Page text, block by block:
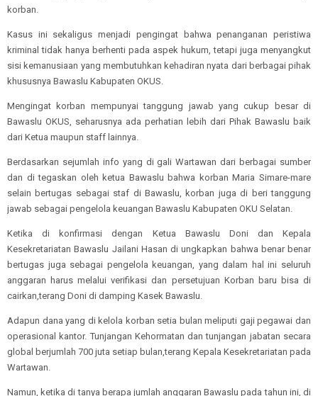
korban.
Kasus ini sekaligus menjadi pengingat bahwa penanganan peristiwa
kriminal tidak hanya berhenti pada aspek hukum, tetapi juga menyangkut
sisi kemanusiaan yang membutuhkan kehadiran nyata dari berbagai pihak
khususnya Bawaslu Kabupaten OKUS.
Mengingat korban mempunyai tanggung jawab yang cukup besar di
Bawaslu OKUS, seharusnya ada perhatian lebih dari Pihak Bawaslu baik
dari Ketua maupun staff lainnya.
Berdasarkan sejumlah info yang di gali Wartawan dari berbagai sumber
dan di tegaskan oleh ketua Bawaslu bahwa korban Maria Simare-mare
selain bertugas sebagai staf di Bawaslu, korban juga di beri tanggung
jawab sebagai pengelola keuangan Bawaslu Kabupaten OKU Selatan.
Ketika di konfirmasi dengan Ketua Bawaslu Doni dan Kepala
Kesekretariatan Bawaslu Jailani Hasan di ungkapkan bahwa benar benar
bertugas juga sebagai pengelola keuangan, yang dalam hal ini seluruh
anggaran harus melalui verifikasi dan persetujuan Korban baru bisa di
cairkan,terang Doni di damping Kasek Bawaslu.
Adapun dana yang di kelola korban setia bulan meliputi gaji pegawai dan
operasional kantor. Tunjangan Kehormatan dan tunjangan jabatan secara
global berjumlah 700 juta setiap bulan,terang Kepala Kesekretariatan pada
Wartawan.
Namun, ketika di tanya berapa jumlah anggaran Bawaslu pada tahun ini, di